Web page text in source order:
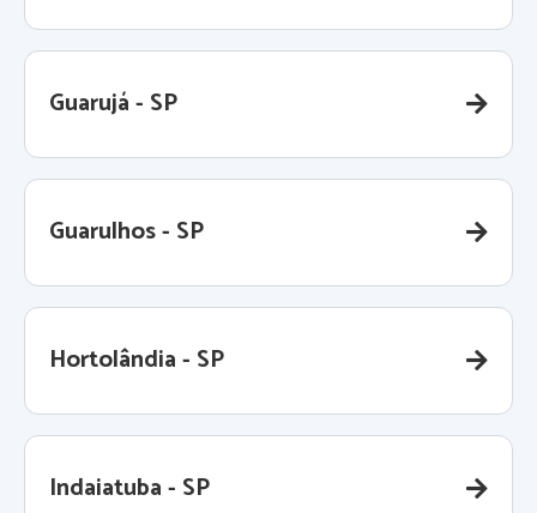
Guarujá - SP
Guarulhos - SP
Hortolândia - SP
Indaiatuba - SP